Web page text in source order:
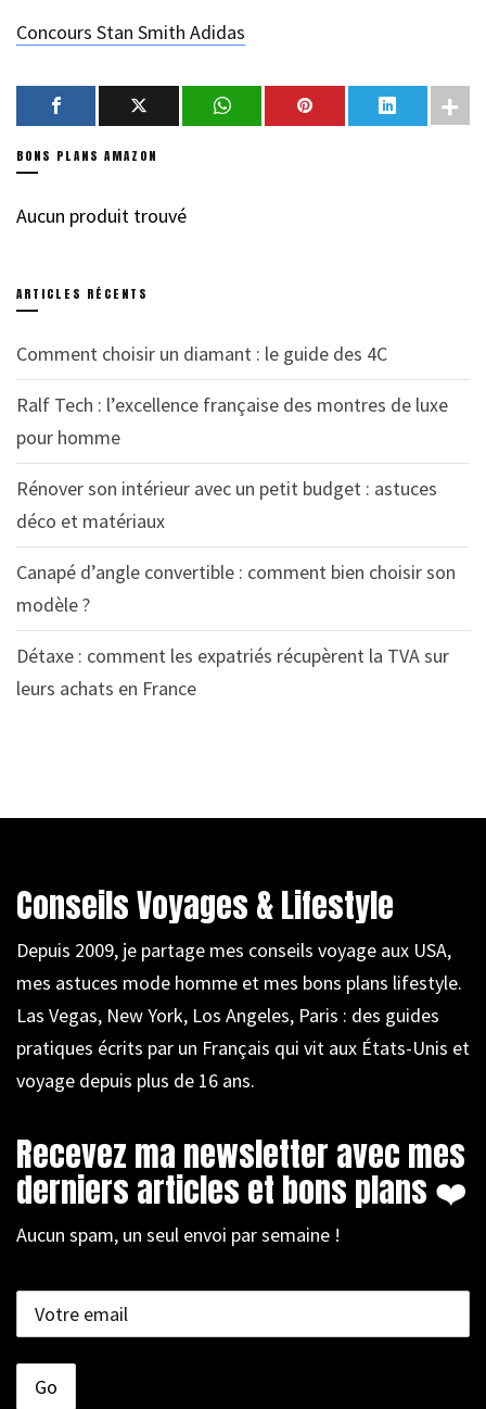
Concours Stan Smith Adidas
BONS PLANS AMAZON
Aucun produit trouvé
ARTICLES RÉCENTS
Comment choisir un diamant : le guide des 4C
Ralf Tech : l’excellence française des montres de luxe
pour homme
Rénover son intérieur avec un petit budget : astuces
déco et matériaux
Canapé d’angle convertible : comment bien choisir son
modèle ?
Détaxe : comment les expatriés récupèrent la TVA sur
leurs achats en France
Conseils Voyages & Lifestyle
Depuis 2009, je partage mes conseils voyage aux USA,
mes astuces mode homme et mes bons plans lifestyle.
Las Vegas, New York, Los Angeles, Paris : des guides
pratiques écrits par un Français qui vit aux États-Unis et
voyage depuis plus de 16 ans.
Recevez ma newsletter avec mes
derniers articles et bons plans ❤️
Aucun spam, un seul envoi par semaine !